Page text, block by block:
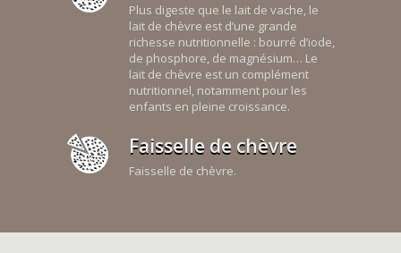
Plus digeste que le lait de vache, le
lait de chèvre est d’une grande
richesse nutritionnelle : bourré d’iode,
de phosphore, de magnésium… Le
lait de chèvre est un complément
nutritionnel, notamment pour les
enfants en pleine croissance.
Faisselle de chèvre
Faisselle de chèvre.